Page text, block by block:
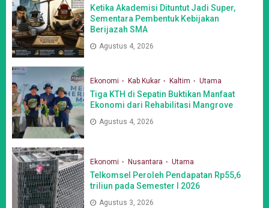
Ketika Akademisi Dituntut Jadi Super,
Sementara Pembentuk Kebijakan
Berijazah SMA
Agustus 4, 2026
Ekonomi Kab Kukar Kaltim Utama
Tiga KTH di Sepatin Buktikan Manfaat
Ekonomi dari Rehabilitasi Mangrove
Agustus 4, 2026
Ekonomi Nusantara Utama
Telkomsel Peroleh Pendapatan Rp55,6
triliun pada Semester I 2026
Agustus 3, 2026